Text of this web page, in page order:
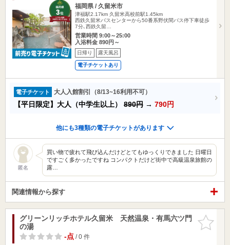
福岡県 / 久留米市
津福駅2.17km 久留米高校前駅1.45km
西鉄久留米バスセンターから50番系野伏間バス停下車徒歩
7分､西鉄久留…
営業時間 9:00～25:00
入浴料金 890円～
日帰り 露天風呂
電子チケットあり
電子チケット 大人入館割引（8/13~16利用不可）
【平日限定】大人（中学生以上） 890円 → 790円
他にも3種類の電子チケットがあります
匿名
買い物で疲れて飛び込んだけどとてもゆっくりできました 日曜日
ですごく多かったですね コンパクトだけど街中で高級温泉旅館の
露…
関連情報から探す
お気に入
りに追加
グリーンリッチホテル久留米 天然温泉・有馬六ツ門
の湯
-点/ 0 件